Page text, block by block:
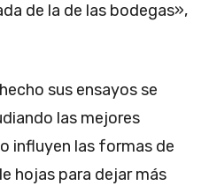
de la de las bodegas»,
sus ensayos se
las mejores
influyen las formas de
hojas para dejar más